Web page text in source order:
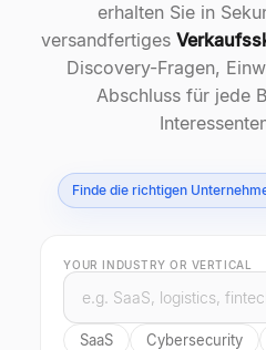
erhalten Sie in
versandfertiges
Discovery-Fragen,
Abschluss für jede
Finde die richtigen
YOUR INDUSTRY OR VERTICAL
SaaS Cybersecurity